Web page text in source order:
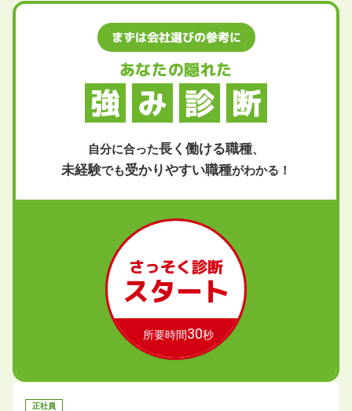
まずは会社選びの参考に
あなたの隠れた
強 み 診 断
自分に合った長く働ける職種、
未経験でも受かりやすい職種がわかる！
さっそく診断
スタート
所要時間30秒
正社員